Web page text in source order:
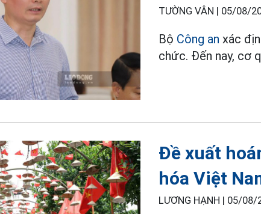
TƯỜNG VÂN | 05/08/
Bộ Công an xác
chức. Đến nay, cơ
Đề xuất
hóa Việt
LƯƠNG HẠNH | 05/08/